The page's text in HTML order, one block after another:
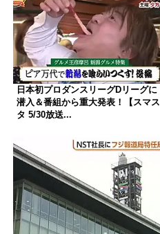
日本初プロダンスリーグDリーグに
潜入＆番組から重大発表！【スマス
タ 5/30放送...